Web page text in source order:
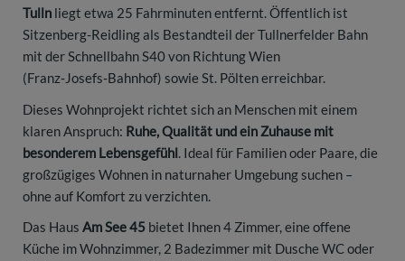
Tulln liegt etwa 25 Fahrminuten entfernt. Öffentlich ist
Sitzenberg-Reidling als Bestandteil der Tullnerfelder Bahn
mit der Schnellbahn S40 von Richtung Wien
(Franz‑Josefs‑Bahnhof) sowie St. Pölten erreichbar.
Dieses Wohnprojekt richtet sich an Menschen mit einem
klaren Anspruch: Ruhe, Qualität und ein Zuhause mit
besonderem Lebensgefühl. Ideal für Familien oder Paare, die
großzügiges Wohnen in naturnaher Umgebung suchen –
ohne auf Komfort zu verzichten.
Das Haus Am See 45 bietet Ihnen 4 Zimmer, eine offene
Küche im Wohnzimmer, 2 Badezimmer mit Dusche WC oder